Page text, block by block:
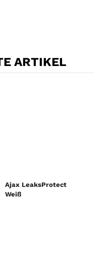
ARTIKEL
Ajax LeaksProtect
Weiß